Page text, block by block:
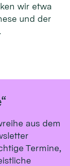
wir etwa
und der
aus dem
Termine,